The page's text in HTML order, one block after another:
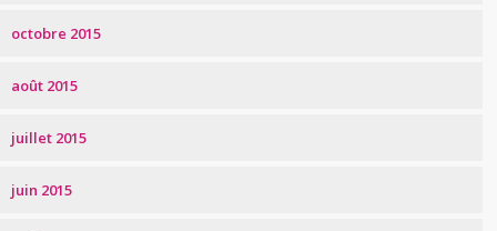
octobre 2015
août 2015
juillet 2015
juin 2015